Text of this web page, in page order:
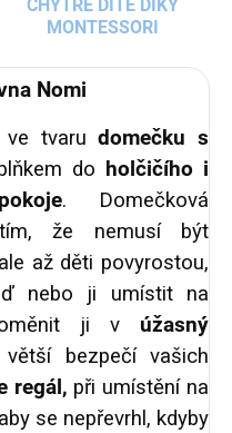
CHYTRÉ DÍTĚ DÍKY
MONTESSORI
Nomi
ve tvaru domečku s
do holčičího i
. Domečková
že nemusí být
až děti povyrostou,
nebo ji umístit na
ji v úžasný
bezpečí vašich
regál, při umístění na
se nepřevrhl, kdyby